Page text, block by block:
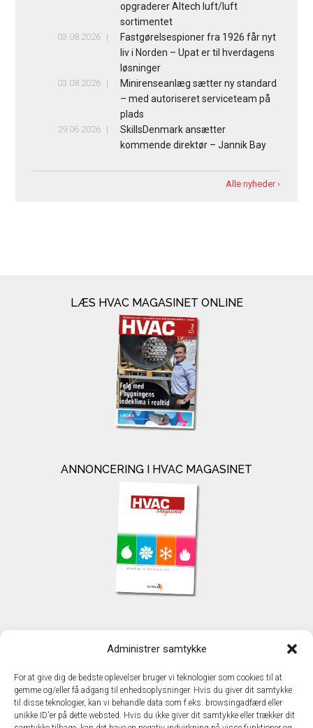
Administrer samtykke
For at give dig de bedste oplevelser bruger vi teknologier som cookies til at
gemme og/eller få adgang til enhedsoplysninger. Hvis du giver dit samtykke
til disse teknologier, kan vi behandle data som f.eks. browsingadfærd eller
unikke ID'er på dette websted. Hvis du ikke giver dit samtykke eller trækker dit
opgraderer Altech luft/luft
sortimentet
03.08.2026
Fastgørelsespioner fra 1926 får nyt
liv i Norden – Upat er til hverdagens
løsninger
03.08.2026
Minirenseanlæg sætter ny standard
– med autoriseret serviceteam på
plads
29.06.2026
SkillsDenmark ansætter
kommende direktør – Jannik Bay
Alle nyheder ›
LÆS HVAC MAGASINET ONLINE
ANNONCERING I HVAC MAGASINET
TechMedia A/S
DK - 2600 Glostrup
www.techmedia.dk
Telefon: +45 43 24 26 28